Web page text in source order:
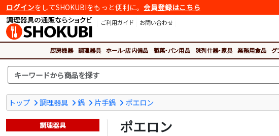
ログインをしてSHOKUBIをもっと便利に。 会員登録はこちら
ご利用ガイド
お問い合わせ
厨房機器 調理器具 ホール・店内備品 製菓・パン用品 陳列什器・家具 業務用食品 グ
トップ 調理器具 鍋 片手鍋 ポエロン
ポエロン
調理器具